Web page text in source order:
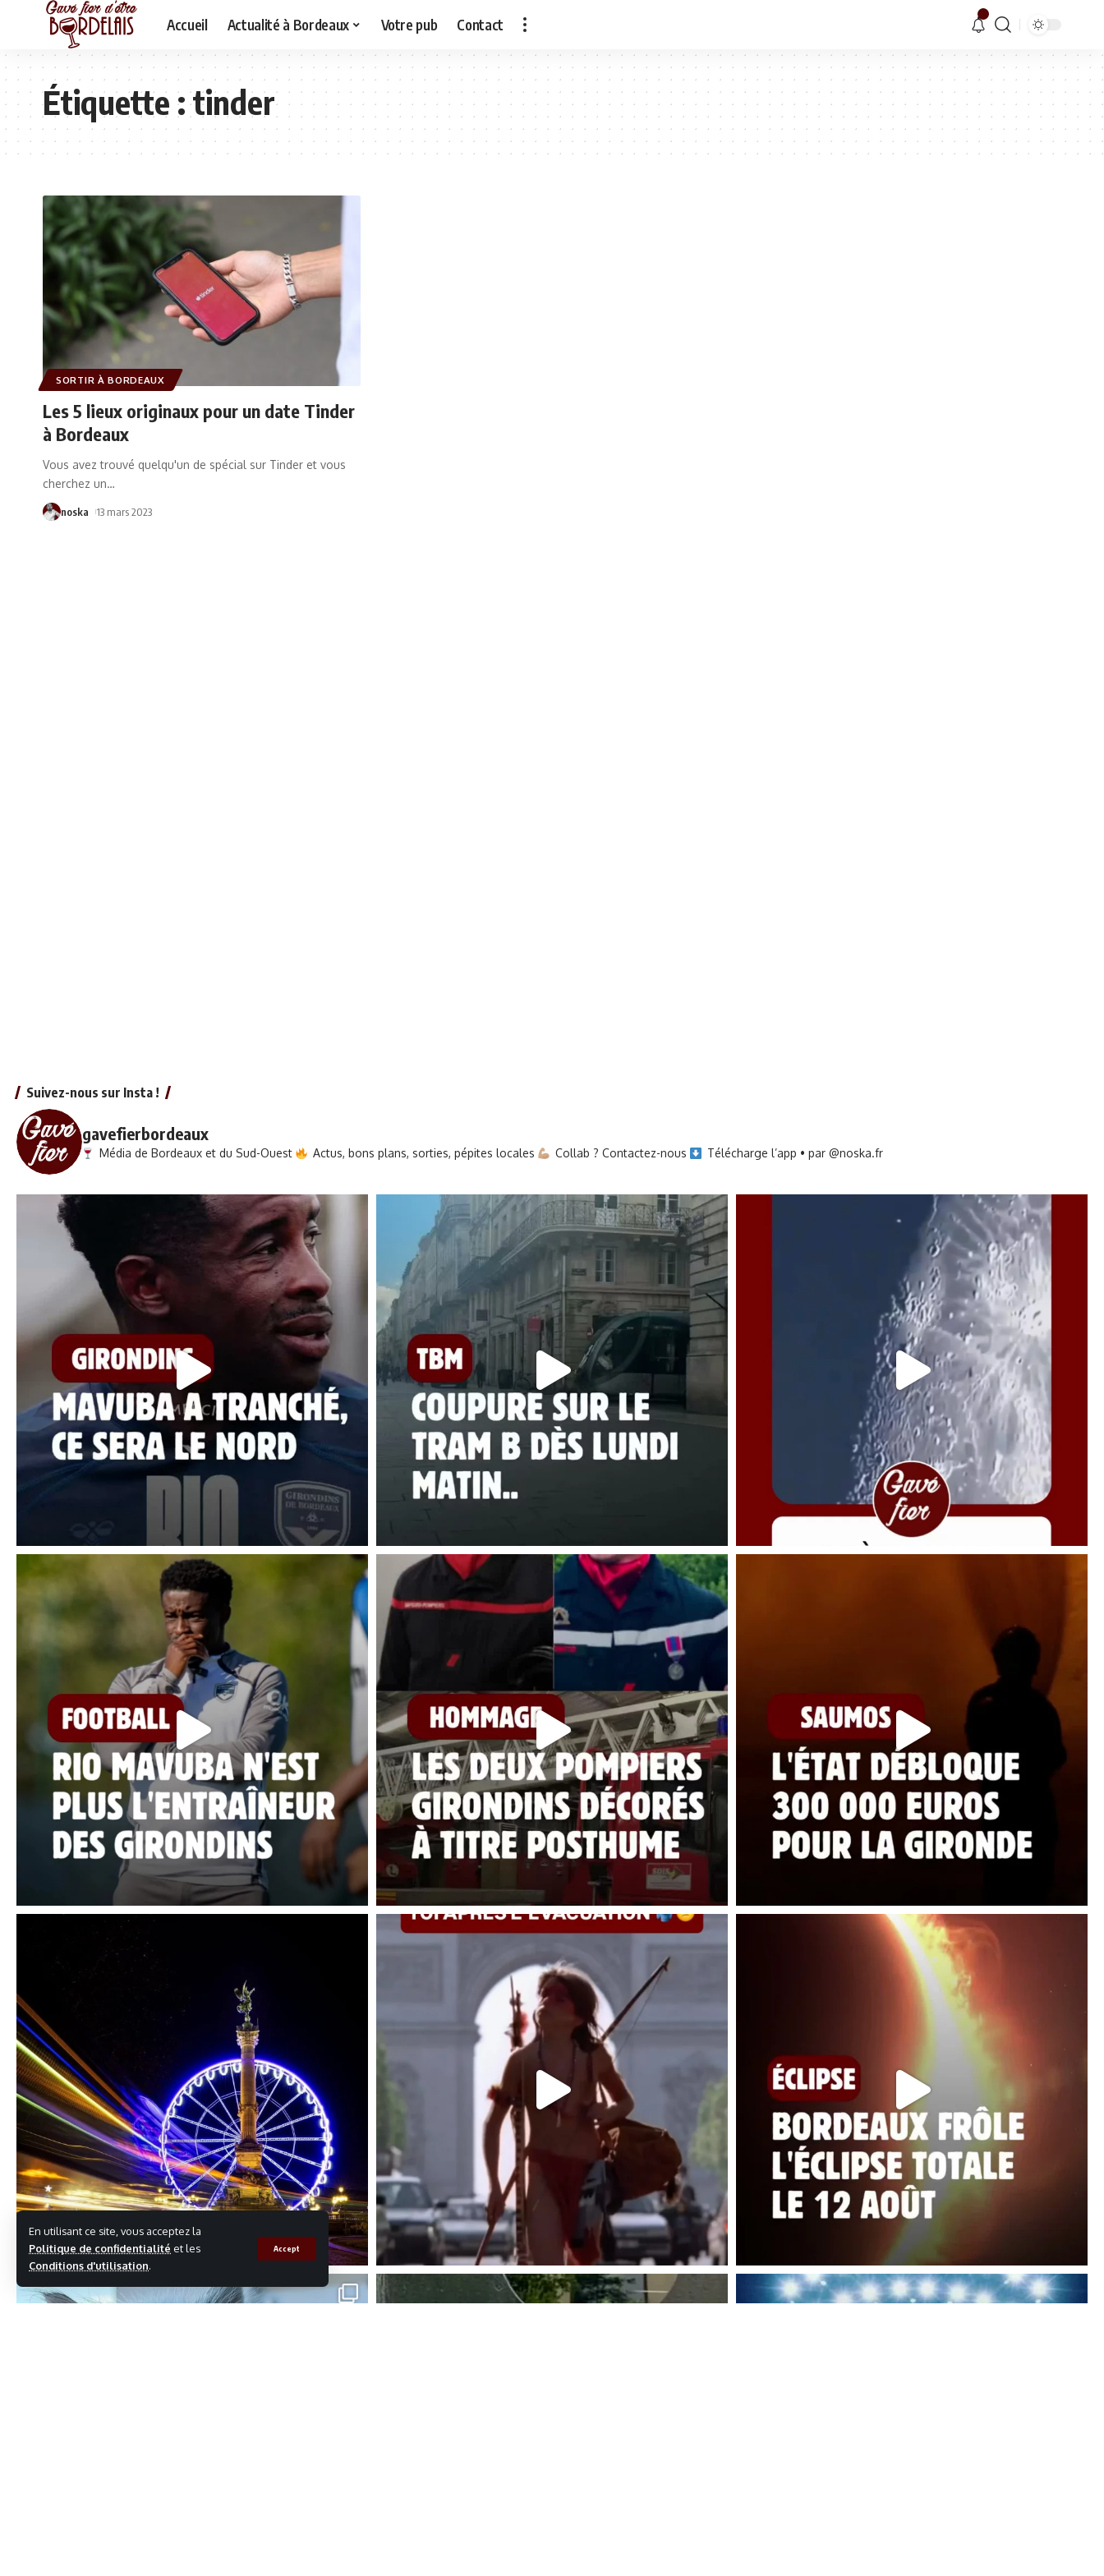
En utilisant ce site, vous acceptez la
Politique de confidentialité et les
Conditions d'utilisation.
Accept
Accueil Actualité à Bordeaux Votre pub Contact
Étiquette :tinder
SORTIR À BORDEAUX
Les 5 lieux originaux pour un date Tinder
à Bordeaux
Vous avez trouvé quelqu'un de spécial sur Tinder et vous
cherchez un…
noska 13 mars 2023
Suivez-nous sur Insta !
gavefierbordeaux
Média de Bordeaux et du Sud-Ouest Actus, bons plans, sorties, pépites locales Collab ? Contactez-nous Télécharge l’app • par @noska.fr